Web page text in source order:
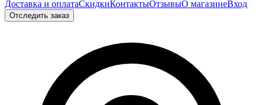
Доставка и оплатаСкидкиКонтактыОтзывыО магазинеВход
Отследить заказ